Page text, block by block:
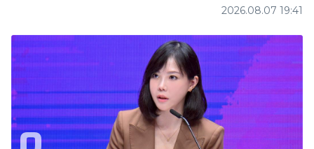
2026.08.07 19:41